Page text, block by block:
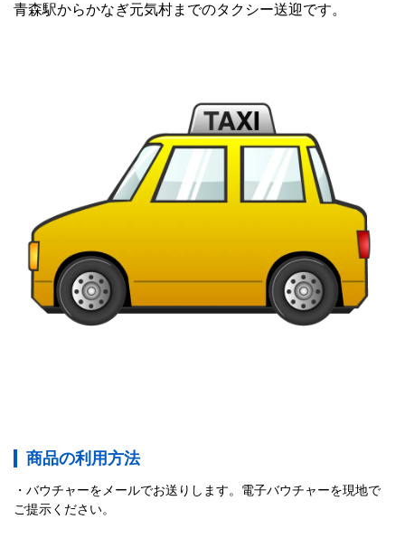
青森駅からかなぎ元気村までのタクシー送迎です。
商品の利用方法
バウチャーをメールでお送りします。電子バウチャーを現地で
ご提示ください。